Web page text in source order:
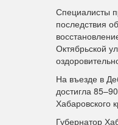
Специалисты
последствия
Октябрьской
На въезде в
достигла
Хабаровского
Губернатор